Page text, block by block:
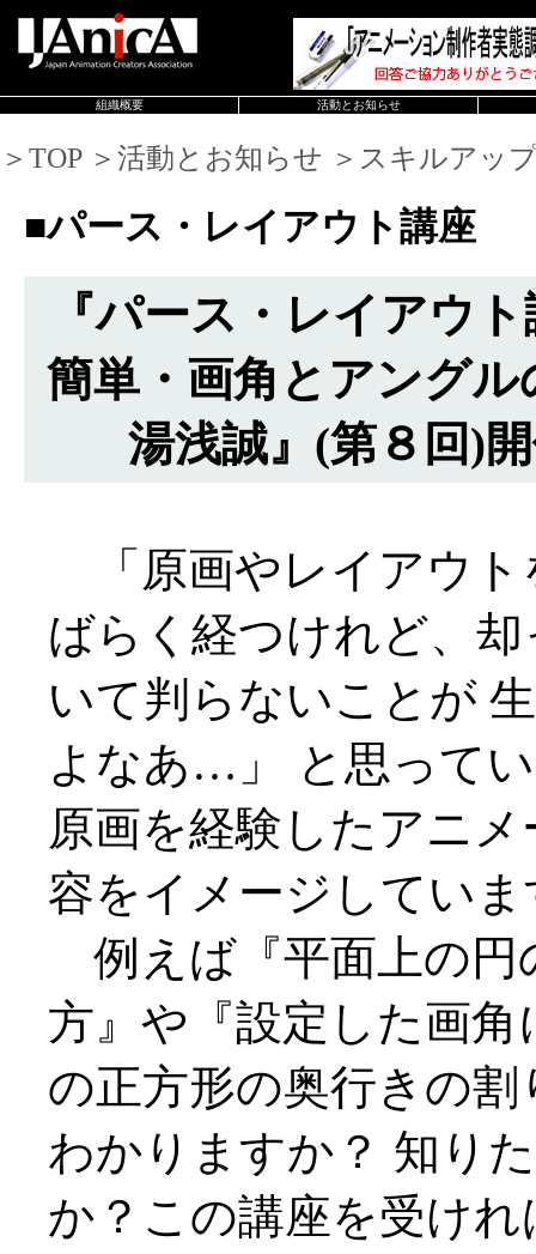
組織概要 活動とお知らせ
＞TOP ＞活動とお知らせ ＞スキルアッ
■パース・レイアウト講座
『パース・レイアウ
簡単・画角とアング
湯浅誠』(第８回)
「原画やレイアウト
ばらく経つけれど、
いて判らないことが
よなあ…」 と思って
原画を経験したアニ
容をイメージしていま
例えば『平面上の円
方』や『設定した画
の正方形の奥行きの
わかりますか？ 知り
か？この講座を受け